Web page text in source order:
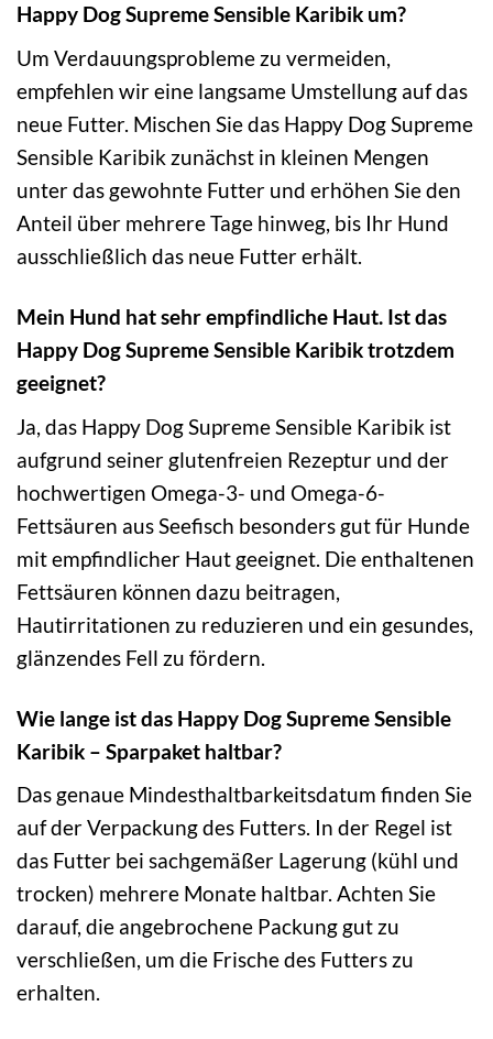
Happy Dog Supreme Sensible Karibik um?
Um Verdauungsprobleme zu vermeiden,
empfehlen wir eine langsame Umstellung auf das
neue Futter. Mischen Sie das Happy Dog Supreme
Sensible Karibik zunächst in kleinen Mengen
unter das gewohnte Futter und erhöhen Sie den
Anteil über mehrere Tage hinweg, bis Ihr Hund
ausschließlich das neue Futter erhält.
Mein Hund hat sehr empfindliche Haut. Ist das
Happy Dog Supreme Sensible Karibik trotzdem
geeignet?
Ja, das Happy Dog Supreme Sensible Karibik ist
aufgrund seiner glutenfreien Rezeptur und der
hochwertigen Omega-3- und Omega-6-
Fettsäuren aus Seefisch besonders gut für Hunde
mit empfindlicher Haut geeignet. Die enthaltenen
Fettsäuren können dazu beitragen,
Hautirritationen zu reduzieren und ein gesundes,
glänzendes Fell zu fördern.
Wie lange ist das Happy Dog Supreme Sensible
Karibik – Sparpaket haltbar?
Das genaue Mindesthaltbarkeitsdatum finden Sie
auf der Verpackung des Futters. In der Regel ist
das Futter bei sachgemäßer Lagerung (kühl und
trocken) mehrere Monate haltbar. Achten Sie
darauf, die angebrochene Packung gut zu
verschließen, um die Frische des Futters zu
erhalten.